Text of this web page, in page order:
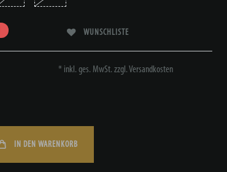
WUNSCHLISTE
* inkl. ges. MwSt. zzgl.Versandkosten
IN DEN WARENKORB